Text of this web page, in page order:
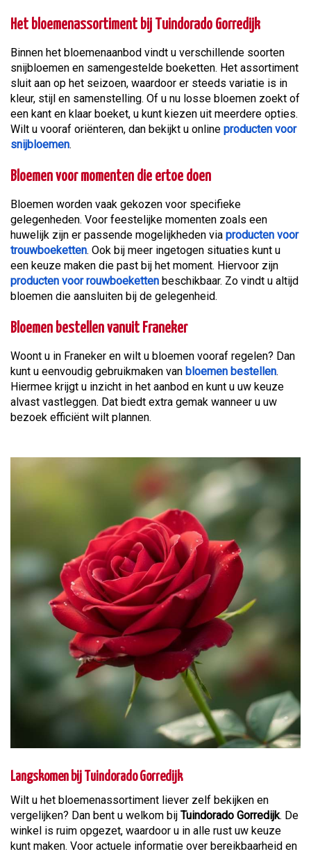
Het bloemenassortiment bij Tuindorado Gorredijk
Binnen het bloemenaanbod vindt u verschillende soorten
snijbloemen en samengestelde boeketten. Het assortiment
sluit aan op het seizoen, waardoor er steeds variatie is in
kleur, stijl en samenstelling. Of u nu losse bloemen zoekt of
een kant en klaar boeket, u kunt kiezen uit meerdere opties.
Wilt u vooraf oriënteren, dan bekijkt u online producten voor
snijbloemen.
Bloemen voor momenten die ertoe doen
Bloemen worden vaak gekozen voor specifieke
gelegenheden. Voor feestelijke momenten zoals een
huwelijk zijn er passende mogelijkheden via producten voor
trouwboeketten. Ook bij meer ingetogen situaties kunt u
een keuze maken die past bij het moment. Hiervoor zijn
producten voor rouwboeketten beschikbaar. Zo vindt u altijd
bloemen die aansluiten bij de gelegenheid.
Bloemen bestellen vanuit Franeker
Woont u in Franeker en wilt u bloemen vooraf regelen? Dan
kunt u eenvoudig gebruikmaken van bloemen bestellen.
Hiermee krijgt u inzicht in het aanbod en kunt u uw keuze
alvast vastleggen. Dat biedt extra gemak wanneer u uw
bezoek efficiënt wilt plannen.
Langskomen bij Tuindorado Gorredijk
Wilt u het bloemenassortiment liever zelf bekijken en
vergelijken? Dan bent u welkom bij Tuindorado Gorredijk. De
winkel is ruim opgezet, waardoor u in alle rust uw keuze
kunt maken. Voor actuele informatie over bereikbaarheid en